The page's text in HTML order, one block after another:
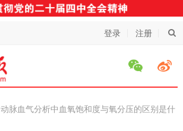
登录 注册
动脉血气分析中血氧饱和度与氧分压的区别是什